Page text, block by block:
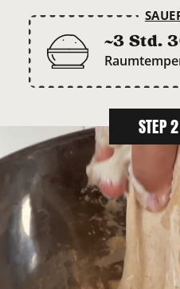
~3 Std.
STEP